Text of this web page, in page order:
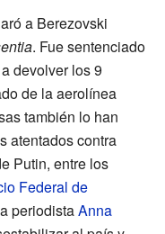
a Berezovski
. Fue sentenciado
devolver los 9
de la aerolínea
también lo han
atentados contra
Putin, entre los
Federal de
periodistaAnna